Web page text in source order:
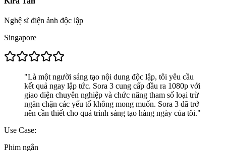
Nghệ sĩ điện ảnh độc lập
Singapore
"Là một người sáng tạo nội dung độc lập, tôi yêu cầu
kết quả ngay lập tức. Sora 3 cung cấp đầu ra 1080p với
giao diện chuyên nghiệp và chức năng tham số loại trừ
ngăn chặn các yếu tố không mong muốn. Sora 3 đã trở
nên cần thiết cho quá trình sáng tạo hàng ngày của tôi."
Use Case:
Phim ngắn